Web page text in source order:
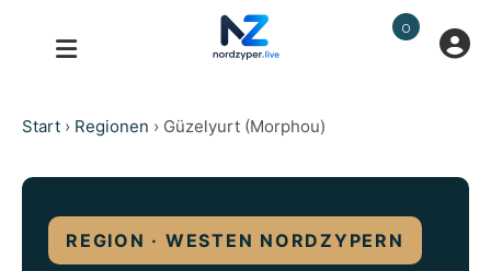
0
Start › Regionen › Güzelyurt (Morphou)
REGION · WESTEN NORDZYPERN